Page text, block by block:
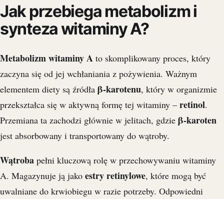
Jak przebiega metabolizm i
synteza witaminy A?
Metabolizm witaminy A to skomplikowany proces, który
zaczyna się od jej wchłaniania z pożywienia. Ważnym
elementem diety są źródła β-karotenu, który w organizmie
przekształca się w aktywną formę tej witaminy – retinol.
Przemiana ta zachodzi głównie w jelitach, gdzie β-karoten
jest absorbowany i transportowany do wątroby.
Wątroba pełni kluczową rolę w przechowywaniu witaminy
A. Magazynuje ją jako estry retinylowe, które mogą być
uwalniane do krwiobiegu w razie potrzeby. Odpowiedni